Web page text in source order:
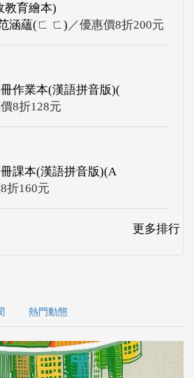
教育繪本)
涵蘊(ㄈ ㄈ) ／優惠價8折200元
作業本(漢語拼音版)(
8折128元
課本(漢語拼音版)(A
折160元
更多排行
熱門動態